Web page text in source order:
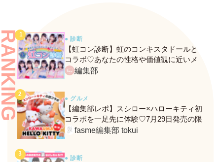
● 診断
【虹コン診断】虹のコンキスタドールと
コラボ♡あなたの性格や価値観に近いメ
ンバーがわかる、fasmeの新診断がスター
編集部
● グルメ
【編集部レポ】スシロー×ハローキティ初
コラボを一足先に体験♡7月29日発売の限
定メニュー＆グッズをレポ！
fasme編集部 tokui
● 診断